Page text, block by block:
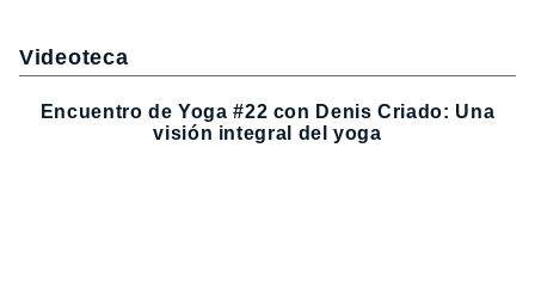
Videoteca
Encuentro de Yoga #22 con Denis Criado: Una
visión integral del yoga